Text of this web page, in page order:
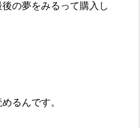
の夢をみるって購入し
るんです。